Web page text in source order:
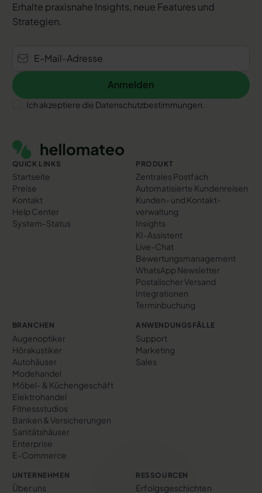
Erhalte praxisnahe Insights, neue Features und
Strategien.
Anmelden
Anmelden
Ich akzeptiere die Datenschutzbestimmungen.
QUICK LINKS
Startseite
Preise
Kontakt
Help Center
System-Status
PRODUKT
Zentrales Postfach
Automatisierte Kundenreisen
Kunden- und Kontakt­
verwaltung
Insights
KI-Assistent
Live-Chat
Bewertungs­management
WhatsApp Newsletter
Postalischer Versand
Integrationen
Terminbuchung
BRANCHEN
Augenoptiker
Hörakustiker
Autohäuser
Modehandel
Möbel- & Küchengeschäft
Elektrohandel
Fitnessstudios
Banken & Versicherungen
Sanitätshäuser
Enterprise
E-Commerce
ANWENDUNGSFÄLLE
Support
Marketing
Sales
UNTERNEHMEN
Über uns
RESSOURCEN
Erfolgs­geschichten